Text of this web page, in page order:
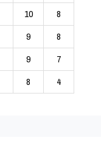
10
8
9
8
9
7
8 4